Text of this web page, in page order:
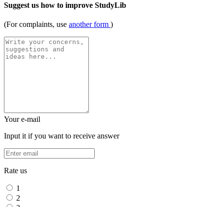
Suggest us how to improve StudyLib
(For complaints, use another form )
Your e-mail
Input it if you want to receive answer
Rate us
1
2